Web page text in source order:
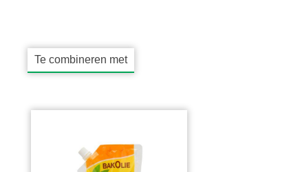
Te combineren met